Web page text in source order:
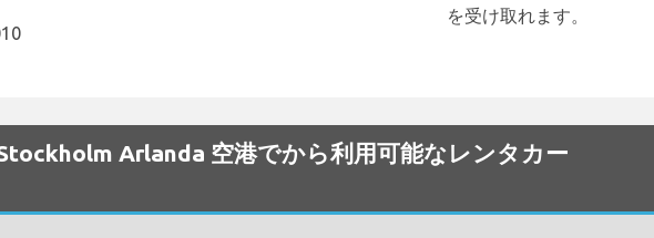
を受け取れます。
Arlanda 空港でから利用可能なレンタカー